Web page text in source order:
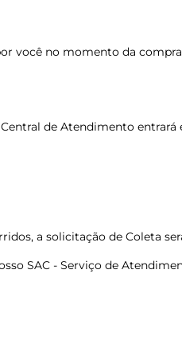
você no momento da
de Atendimento
a solicitação de Coleta
SAC - Serviço de